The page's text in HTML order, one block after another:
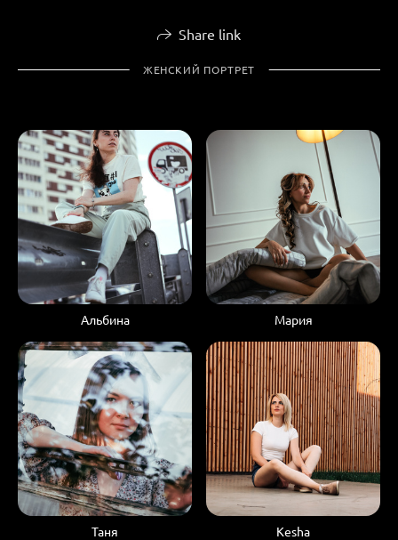
Share link
ЖЕНСКИЙ ПОРТРЕТ
Альбина Мария
Таня Kesha